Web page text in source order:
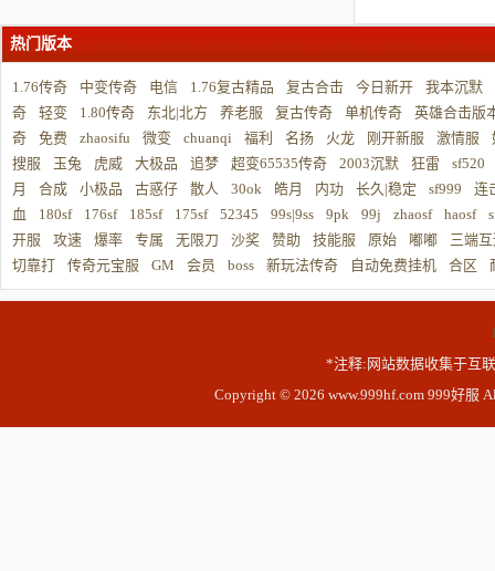
热门版本
1.76传奇 中变传奇 电信 1.76复古精品 复古合击 今日新开
我本沉默
奇
轻变 1.80传奇 东北|北方 养老服 复古传奇 单机传奇
英雄合击版
奇
免费 zhaosifu 微变 chuanqi 福利 名扬 火龙 刚开新服 激情服
搜服
玉兔 虎威 大极品 追梦 超变65535传奇 2003沉默 狂雷
sf520
月
合成 小极品 古惑仔 散人 30ok 皓月 内功 长久|稳定 sf999
连
血
180sf 176sf 185sf 175sf 52345 99s|9ss 9pk 99j zhaosf haosf
开服
攻速 爆率 专属 无限刀 沙奖 赞助 技能服 原始 嘟嘟
三端
切靠打
传奇元宝服 GM 会员 boss 新玩法传奇 自动免费挂机 合区
*注释:网站数据收集于互
Copyright © 2026 www.999hf.com 999好服